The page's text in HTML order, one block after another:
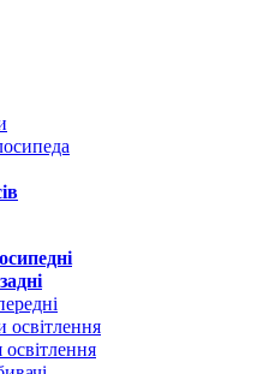
освітлення